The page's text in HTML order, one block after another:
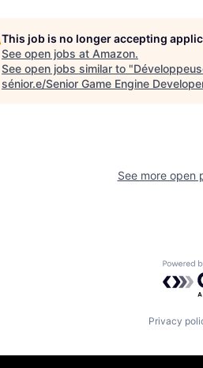
This job is no longer accepting
See open jobs at Amazon.
See open jobs similar to "
sénior.e/Senior Game Engine
See more open
Privacy